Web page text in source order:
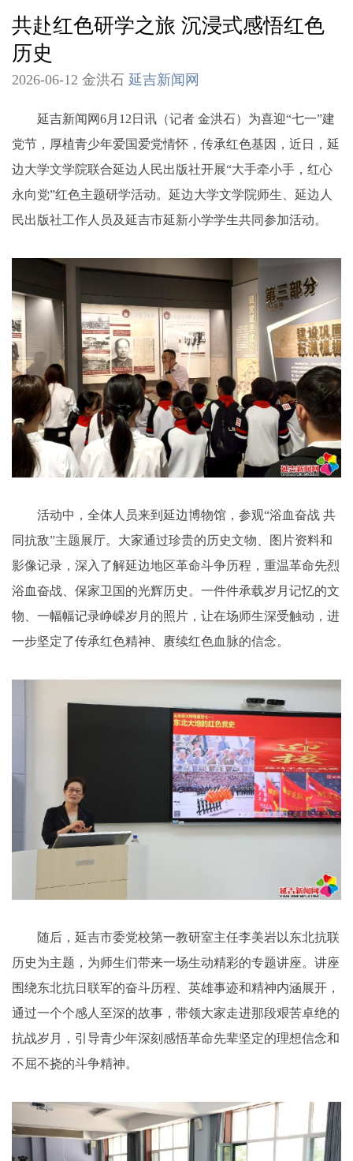
共赴红色研学之旅 沉浸式感悟红色
历史
2026-06-12 金洪石 延吉新闻网
延吉新闻网6月12日讯（记者 金洪石）为喜迎“七一”建
党节，厚植青少年爱国爱党情怀，传承红色基因，近日，延
边大学文学院联合延边人民出版社开展“大手牵小手，红心
永向党”红色主题研学活动。延边大学文学院师生、延边人
民出版社工作人员及延吉市延新小学学生共同参加活动。
活动中，全体人员来到延边博物馆，参观“浴血奋战 共
同抗敌”主题展厅。大家通过珍贵的历史文物、图片资料和
影像记录，深入了解延边地区革命斗争历程，重温革命先烈
浴血奋战、保家卫国的光辉历史。一件件承载岁月记忆的文
物、一幅幅记录峥嵘岁月的照片，让在场师生深受触动，进
一步坚定了传承红色精神、赓续红色血脉的信念。
随后，延吉市委党校第一教研室主任李美岩以东北抗联
历史为主题，为师生们带来一场生动精彩的专题讲座。讲座
围绕东北抗日联军的奋斗历程、英雄事迹和精神内涵展开，
通过一个个感人至深的故事，带领大家走进那段艰苦卓绝的
抗战岁月，引导青少年深刻感悟革命先辈坚定的理想信念和
不屈不挠的斗争精神。